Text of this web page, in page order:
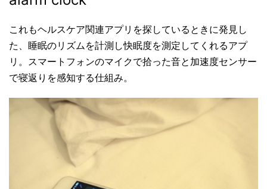
これもヘルスケア関連アプリを探しているときに発見し
た、睡眠のリズムを計測し快眠度を測定してくれるアプ
リ。スマートフォンのマイクで拾った音と加速度センサー
で寝返りを感知する仕組み。